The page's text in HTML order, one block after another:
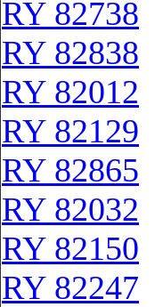
RY 82738
RY 82838
RY 82012
RY 82129
RY 82865
RY 82032
RY 82150
RY 82247